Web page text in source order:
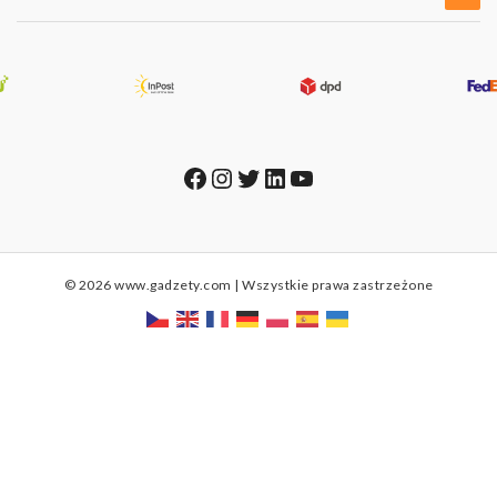
Facebook
Instagram
Twitter
LinkedIn
YouTube
© 2026 www.gadzety.com | Wszystkie prawa zastrzeżone